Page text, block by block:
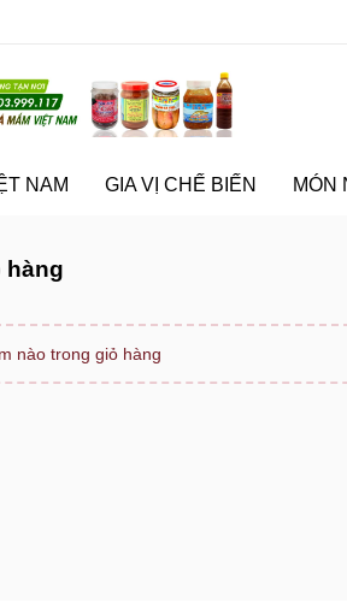
NAM GIA VỊ CHẾ BIẾN MÓN
hàng
nào trong giỏ hàng